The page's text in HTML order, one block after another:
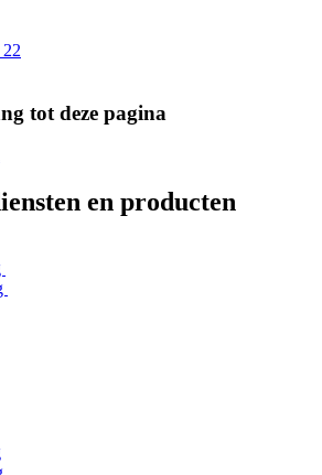
tot deze pagina
en producten